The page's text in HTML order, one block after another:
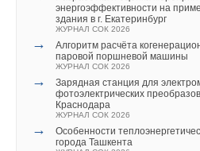
энергоэффективности на
здания в г. Екатеринбург
ЖУРНАЛ СОК 2026
→
Алгоритм расчёта
паровой поршневой машины
ЖУРНАЛ СОК 2026
→
Зарядная станция для
фотоэлектрических
Краснодара
ЖУРНАЛ СОК 2026
→
Особенности
города Ташкента
канализационный стояк можно
сопряжения поэтажных отводных
канализационными стояками, но
поэтажных отводных
одностороннее (рис. 2). Такое
этапе разработанности вопроса
многие закономерности [7],
канализационных стояков с
поэтажных отводных